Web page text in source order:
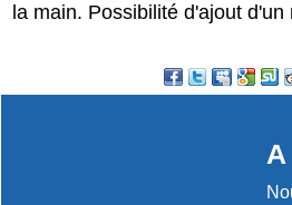
la main. Possibilité d'ajout
A